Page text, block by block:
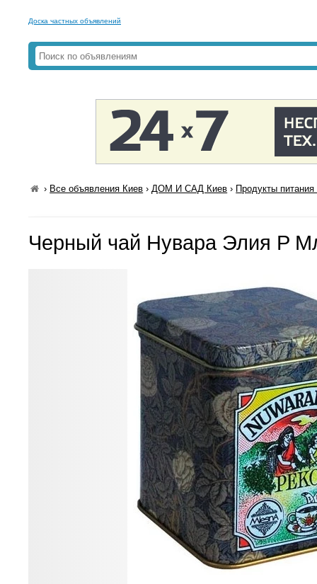
Доска частных объявлений
› Все объявления Киев ›ДОМ И САД Киев › Продукты
Черный чай Нувара Элия P